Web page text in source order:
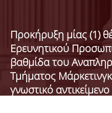
Προκήρυξη μίας (1)
Ερευνητικού
βαθμίδα του
Τμήματος
γνωστικό